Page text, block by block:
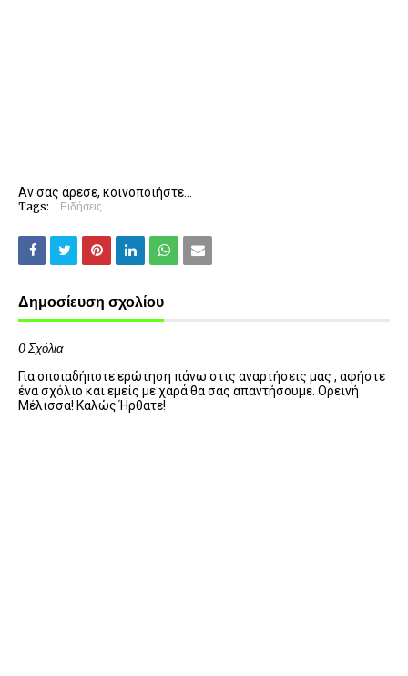
Αν σας άρεσε, κοινοποιήστε...
Tags: Ειδήσεις
Δημοσίευση σχολίου
0 Σχόλια
Για οποιαδήποτε ερώτηση πάνω στις αναρτήσεις μας , αφήστε
ένα σχόλιο και εμείς με χαρά θα σας απαντήσουμε. Ορεινή
Μέλισσα! Καλώς Ήρθατε!